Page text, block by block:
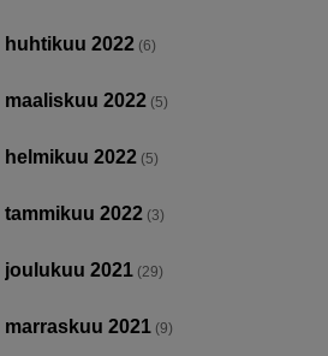
huhtikuu 2022 (6)
maaliskuu 2022 (5)
helmikuu 2022 (5)
tammikuu 2022 (3)
joulukuu 2021 (29)
marraskuu 2021 (9)